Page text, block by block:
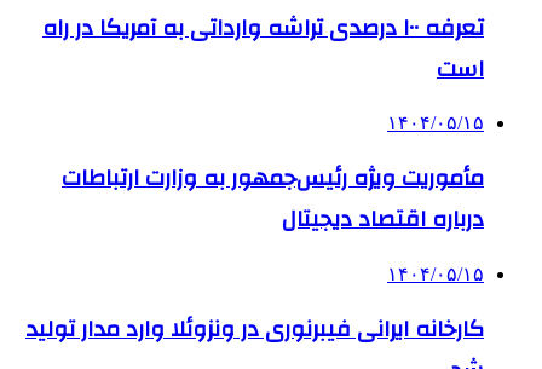
تعرفه ۱۰۰ درصدی تراشه وارداتی به آمریکا در راه
است
۱۴۰۴/۰۵/۱۵
مأموریت ویژه رئیس‌جمهور به وزارت ارتباطات
درباره اقتصاد دیجیتال
۱۴۰۴/۰۵/۱۵
کارخانه ایرانی فیبرنوری در ونزوئلا وارد مدار تولید